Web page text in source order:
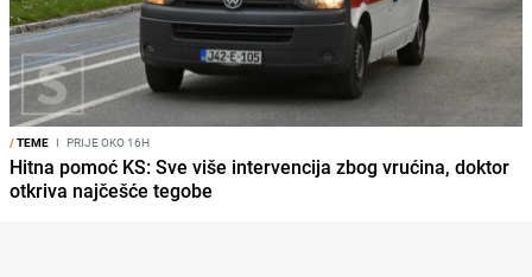
/TEME I PRIJE OKO 16H
Hitna pomoć KS: Sve više intervencija zbog vrućina, doktor
otkriva najčešće tegobe